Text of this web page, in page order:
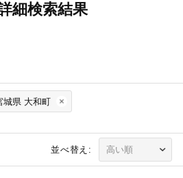
細検索結果
城県 大和町
並べ替え: